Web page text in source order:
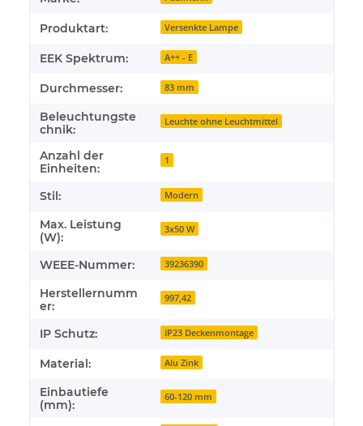
Produktart: Versenkte Lampe
EEK Spektrum: A++ - E
Durchmesser: 83 mm
Beleuchtungste
chnik:
Leuchte ohne Leuchtmittel
Anzahl der
Einheiten:
1
Stil: Modern
Max. Leistung
(W):
3x50 W
WEEE-Nummer: 39236390
Herstellernumm
er:
997,42
IP Schutz: IP23 Deckenmontage
Material: Alu Zink
Einbautiefe
(mm):
60-120 mm